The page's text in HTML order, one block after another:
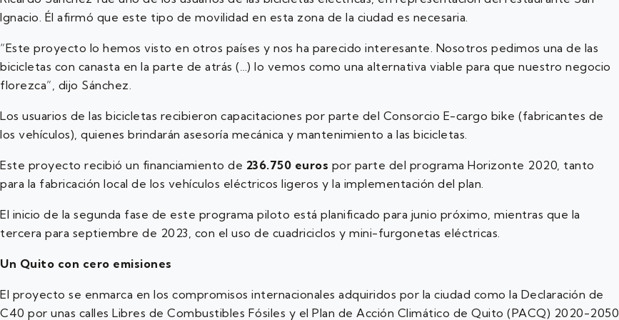
Ignacio. Él afirmó que este tipo de movilidad en esta zona de la ciudad es necesaria.
“Este proyecto lo hemos visto en otros países y nos ha parecido interesante. Nosotros pedimos una de las
bicicletas con canasta en la parte de atrás (…) lo vemos como una alternativa viable para que nuestro negocio
florezca”, dijo Sánchez.
Los usuarios de las bicicletas recibieron capacitaciones por parte del Consorcio E-cargo bike (fabricantes de
los vehículos), quienes brindarán asesoría mecánica y mantenimiento a las bicicletas.
Este proyecto recibió un financiamiento de 236.750 euros por parte del programa Horizonte 2020, tanto
para la fabricación local de los vehículos eléctricos ligeros y la implementación del plan.
El inicio de la segunda fase de este programa piloto está planificado para junio próximo, mientras que la
tercera para septiembre de 2023, con el uso de cuadriciclos y mini-furgonetas eléctricas.
Un Quito con cero emisiones
El proyecto se enmarca en los compromisos internacionales adquiridos por la ciudad como la Declaración de
C40 por unas calles Libres de Combustibles Fósiles y el Plan de Acción Climático de Quito (PACQ) 2020-2050,